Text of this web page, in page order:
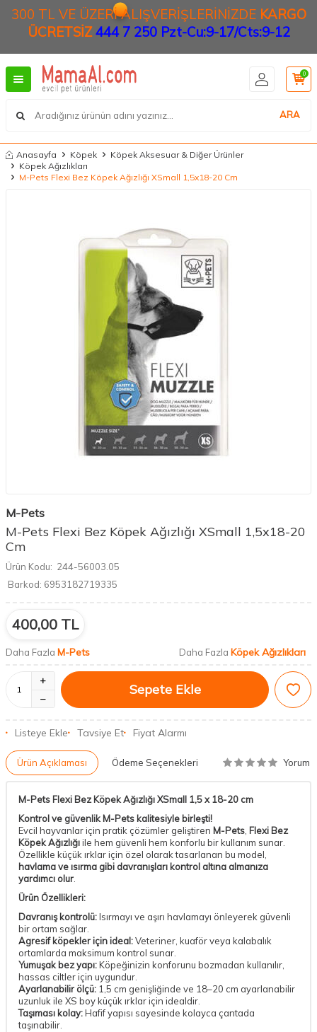
300 TL VE ÜZERİ ALIŞVERİŞLERİNİZDE KARGO
ÜCRETSİZ444 7 250 Pzt-Cu:9-17/Cts:9-12
ARA
0
Anasayfa Köpek
Köpek Aksesuar & Diğer Ürünler
Köpek Ağızlıkları
M-Pets Flexi Bez Köpek Ağızlığı XSmall 1,5x18-20 Cm
M-Pets
M-Pets Flexi Bez Köpek Ağızlığı XSmall 1,5x18-20
Cm
Ürün Kodu: 244-56003.05
Barkod: 6953182719335
400,00 TL
Daha Fazla M-Pets Daha Fazla Köpek Ağızlıkları
Sepete Ekle
Listeye Ekle Tavsiye Et Fiyat Alarmı
Ürün Açıklaması Ödeme Seçenekleri Yorum
M-Pets Flexi Bez Köpek Ağızlığı XSmall 1,5 x 18-20 cm
Kontrol ve güvenlik M-Pets kalitesiyle birleşti!
Evcil hayvanlar için pratik çözümler geliştiren M-Pets Flexi Bez
Köpek Ağızlığıile hem güvenli hem konforlu bir kullanım sunar.
Özellikle küçük ırklar için özel olarak tasarlanan bu model,
havlama ve ısırma gibi davranışları kontrol altına almanıza
yardımcı olur
Ürün Özellikleri:
Davranış kontrolü:Isırmayı ve aşırı havlamayı önleyerek güvenli
bir ortam sağlar.
Agresif köpekler için ideal:Veteriner, kuaför veya kalabalık
ortamlarda maksimum kontrol sunar.
Yumuşak bez yapı:Köpeğinizin konforunu bozmadan kullanılır,
hassas ciltler için uygundur.
Ayarlanabilir ölçü: 1,5 cm genişliğinde ve 18–20 cm ayarlanabilir
uzunluk ile XS boy küçük ırklar için idealdir.
Taşıması kolay:Hafif yapısı sayesinde kolayca çantada
taşınabilir.